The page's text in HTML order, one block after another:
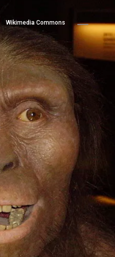
Wikimedia Commons